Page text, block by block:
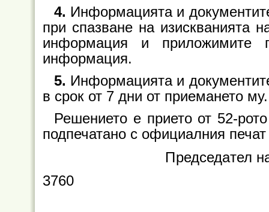
4. Информацията и
при спазване на изискванията
информация и приложимите
информация.
5. Информацията и
в срок от 7 дни от приемането му.
Решението е прието от 52-
подпечатано с официалния
Председател
3760